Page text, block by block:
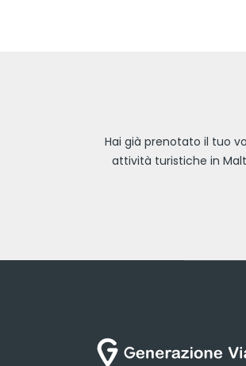
Hai già prenotato il tuo
attività turistiche in